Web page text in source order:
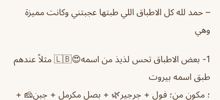
– حمد لله كل الاطباق اللي طبتها عجبتني وكانت مميزة
وهي
1- بعض الاطباق تحس لذيذ من اسمه😍🇱🇧 مثلاً عندهم
طبق اسمه بيروت
؛ مكون من؛ فول + جرجير🌿 + بصل مكرمل + جبن🧀 +